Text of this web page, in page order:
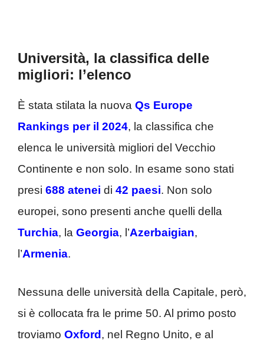
Università, la classifica delle
migliori: l’elenco
È stata stilata la nuova Qs Europe
Rankings per il 2024, la classifica che
elenca le università migliori del Vecchio
Continente e non solo. In esame sono stati
presi 688 atenei di 42 paesi. Non solo
europei, sono presenti anche quelli della
Turchia, la Georgia, l’Azerbaigian,
l’Armenia.
Nessuna delle università della Capitale, però,
si è collocata fra le prime 50. Al primo posto
troviamo Oxford, nel Regno Unito, e al